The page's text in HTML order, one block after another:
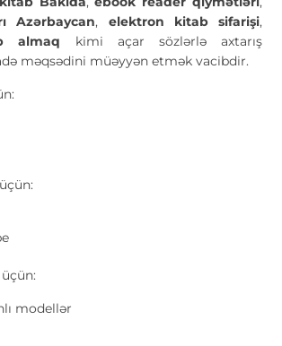
Azərbaycan, elektron kitab sifarişi,
almaq kimi açar sözlərlə axtarış
məqsədini müəyyən etmək vacibdir.
modellər